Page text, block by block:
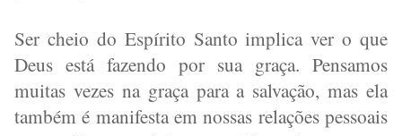
Ser cheio do Espírito Santo implica ver o que
Deus está fazendo por sua graça. Pensamos
muitas vezes na graça para a salvação, mas ela
também é manifesta em nossas relações pessoais